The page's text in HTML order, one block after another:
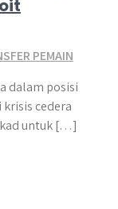
PEMAIN
dalam posisi
cedera
untuk […]